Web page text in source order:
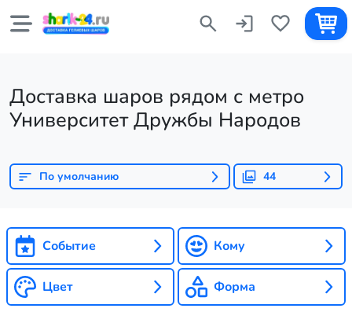
Доставка шаров рядом с метро
Университет Дружбы Народов
По умолчанию 44
Событие Кому
Цвет Форма